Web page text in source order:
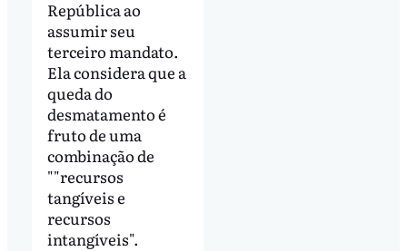
República ao
assumir seu
terceiro mandato.
Ela considera que a
queda do
desmatamento é
fruto de uma
combinação de
""recursos
tangíveis e
recursos
intangíveis".